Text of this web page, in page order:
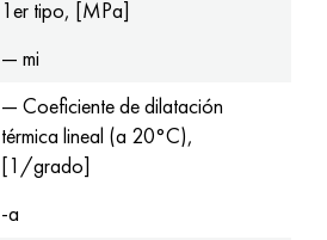
1er tipo, [MPa]
— mi
— Coeficiente de dilatación
térmica lineal (a 20°С),
[1/grado]
-a